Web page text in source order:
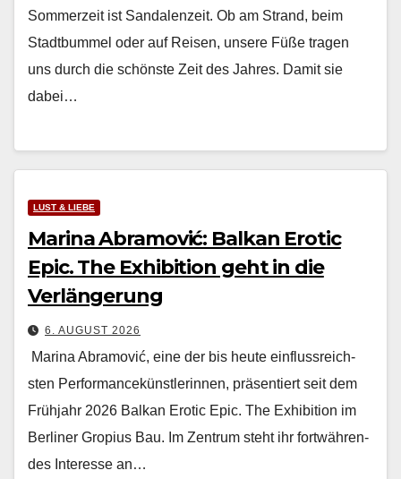
Som­merzeit ist San­dalen­zeit. Ob am Strand, beim
Stadt­bum­mel oder auf Reisen, unsere Füße tra­gen
uns durch die schön­ste Zeit des Jahres. Damit sie
dabei…
LUST & LIEBE
Marina Abramović: Balkan Erotic
Epic. The Exhibition geht in die
Verlängerung
6. AUGUST 2026
Mari­na Abramović, eine der bis heute ein­flussre­ich­
sten Per­for­mancekün­st­lerin­nen, präsen­tiert seit dem
Früh­jahr 2026 Balkan Erot­ic Epic. The Exhi­bi­tion im
Berlin­er Gropius Bau. Im Zen­trum ste­ht ihr fortwähren­
des Inter­esse an…